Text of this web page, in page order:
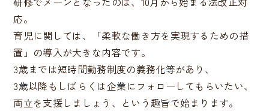
応。
育児に関しては、「柔軟な働き方を実現するための措
置」の導入が大きな内容です。
3歳までは短時間勤務制度の義務化等があり、
3歳以降もしばらくは企業にフォローしてもらいたい、
両立を支援しましょう、という趣旨で始まります。